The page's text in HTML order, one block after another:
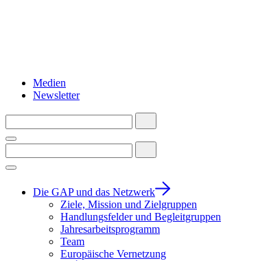
Medien
Newsletter
Die GAP und das Netzwerk
Ziele, Mission und Zielgruppen
Handlungsfelder und Begleitgruppen
Jahresarbeitsprogramm
Team
Europäische Vernetzung